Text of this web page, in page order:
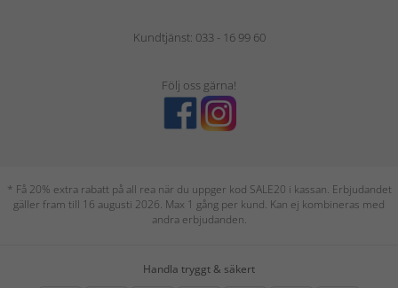
Kundtjänst: 033 - 16 99 60
Följ oss gärna!
* Få 20% extra rabatt på all rea när du uppger kod SALE20 i kassan. Erbjudandet
gäller fram till 16 augusti 2026. Max 1 gång per kund. Kan ej kombineras med
andra erbjudanden.
Handla tryggt & säkert